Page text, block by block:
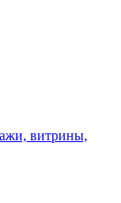
витрины,